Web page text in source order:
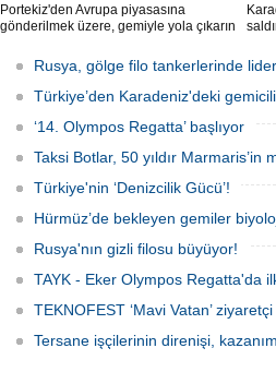
Portekiz'den Avrupa piyasasına
gönderilmek üzere, gemiyle yola çıkarın
hava ve deniz kuvvetlerinin
operasyonuyla durduruldu. Operasyon
kapsamında, gemideki iki yabancı
uyruklu kişi bir gemi mürettebatı
gözaltına alındı.
Rusya, gölge filo tankerlerinde
Türkiye’den Karadeniz'deki
‘14. Olympos Regatta’ başlıyor
Taksi Botlar, 50 yıldır Marmaris’in
Türkiye'nin ‘Denizcilik Gücü’!
Hürmüz’de bekleyen gemiler
Rusya'nın gizli filosu büyüyor!
TAYK - Eker Olympos Regatta'da
TEKNOFEST ‘Mavi Vatan’ ziyaretçi
Tersane işçilerinin direnişi,